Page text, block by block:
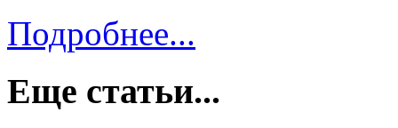
Подробнее...
Еще статьи...